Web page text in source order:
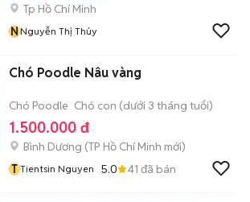
Tp Hồ Chí Minh
NNguyễn Thị Thủy
Chó Poodle Nâu vàng
Chó Poodle Chó con (dưới 3 tháng tuổi)
1.500.000 đ
Bình Dương (TP Hồ Chí Minh mới)
T Tientsin Nguyen 5.0 41 đã bán